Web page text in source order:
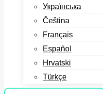
Українська
Čeština
Français
Español
Hrvatski
Türkçe